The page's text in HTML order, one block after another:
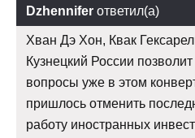
Dzhennifer ответил(а)
Хван Дэ Хон, Квак
Кузнецкий России
вопросы уже в этом
пришлось отменить
работу иностранных